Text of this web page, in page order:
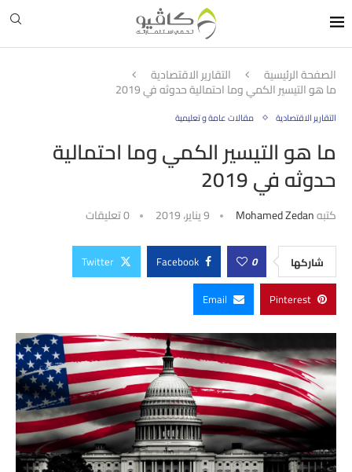
الصفحة الرئيسية التقارير الاقتصادية
ما هو التيسير الكمي وما احتمالية حدوثه في 2019
التقارير الاقتصادية مقالات عامة و تعليمية
ما هو التيسير الكمي وما احتمالية
حدوثه في 2019
كتبهMohamed Zedan 9 يناير، 2019 0 تعليقات
شاركها 0
Facebook
Twitter
Pinterest
Email